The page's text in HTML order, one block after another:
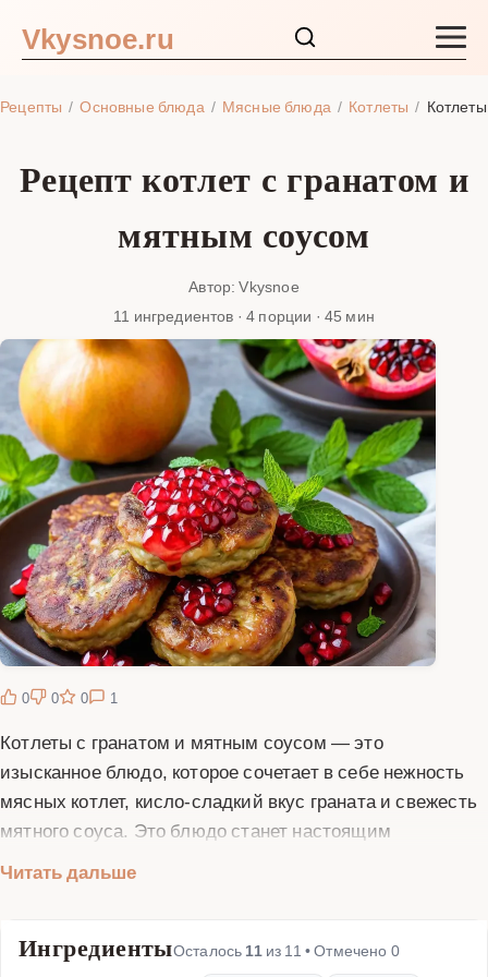
Vkysnoe.ru
Рецепты Основные блюда Мясные блюда Котлеты
Рецепт котлет с гранатом и
мятным соусом
Автор: Vkysnoe
11 ингредиентов · 4 порции · 45 мин
0 0 0 1
Котлеты с гранатом и мятным соусом — это
изысканное блюдо, которое сочетает в себе нежность
мясных котлет, кисло-сладкий вкус граната и свежесть
мятного соуса. Это блюдо станет настоящим
своим необычным вкусом. Для приготовления котлет
курицы — в зависимости от ваших предпочтений.
Читать дальше
ИнгредиентыОсталось 11из 11 • Отмечено 0